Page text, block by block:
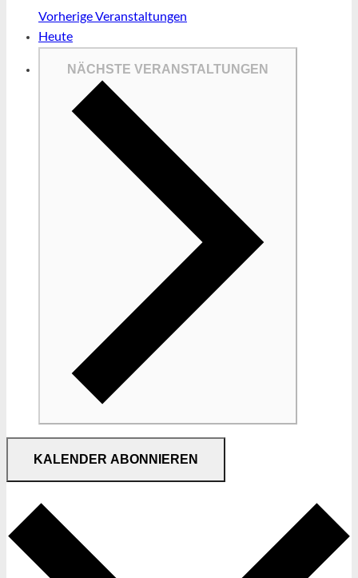
VorherigeVeranstaltungen
Heute
NÄCHSTE VERANSTALTUNGEN
KALENDER ABONNIEREN